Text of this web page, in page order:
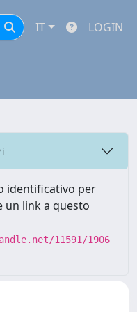
IT LOGIN
identificativo per
un link a questo
11591/1906